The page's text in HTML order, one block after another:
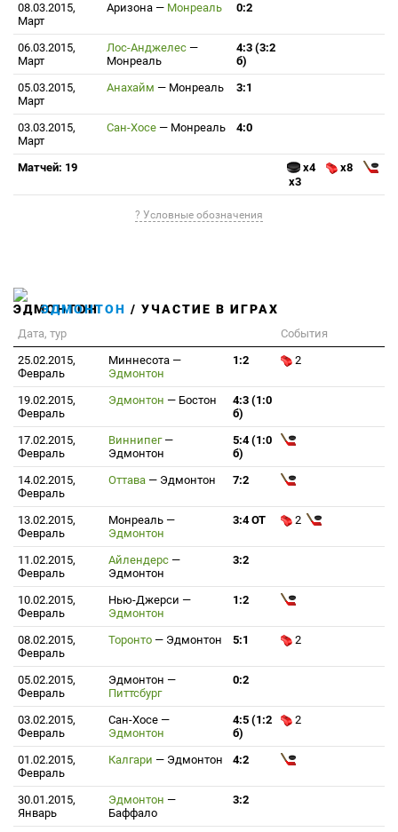
08.03.2015,
Март
Аризона — Монреаль 0:2
06.03.2015,
Март
Лос-Анджелес —
Монреаль
4:3 (3:2
б)
05.03.2015,
Март
Анахайм — Монреаль 3:1
03.03.2015,
Март
Сан-Хосе — Монреаль 4:0
Матчей: 19 x4
x8
x3
? Условные обозначения
ЭДМОНТОН / УЧАСТИЕ В ИГРАХ
Дата, тур
События
25.02.2015,
Февраль
Миннесота —
Эдмонтон
1:2 2
19.02.2015,
Февраль
Эдмонтон — Бостон
4:3 (1:0
б)
17.02.2015,
Февраль
Виннипег —
Эдмонтон
5:4 (1:0
б)
14.02.2015,
Февраль
Оттава — Эдмонтон 7:2
13.02.2015,
Февраль
Монреаль —
Эдмонтон
3:4 ОТ 2
11.02.2015,
Февраль
Айлендерс —
Эдмонтон
3:2
10.02.2015,
Февраль
Нью-Джерси —
Эдмонтон
1:2
08.02.2015,
Февраль
Торонто — Эдмонтон 5:1 2
05.02.2015,
Февраль
Эдмонтон —
Питтсбург
0:2
03.02.2015,
Февраль
Сан-Хосе —
Эдмонтон
4:5 (1:2
б)
2
01.02.2015,
Февраль
Калгари — Эдмонтон 4:2
30.01.2015,
Январь
Эдмонтон —
Баффало
3:2